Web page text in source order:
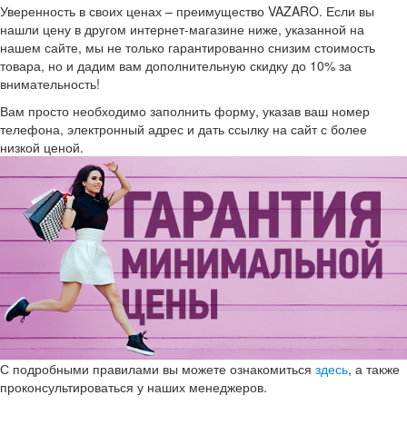
Уверенность в своих ценах – преимущество VAZARO. Если вы
нашли цену в другом интернет-магазине ниже, указанной на
нашем сайте, мы не только гарантированно снизим стоимость
товара, но и дадим вам дополнительную скидку до 10% за
внимательность!
Вам просто необходимо заполнить форму, указав ваш номер
телефона, электронный адрес и дать ссылку на сайт с более
низкой ценой.
С подробными правилами вы можете ознакомиться здесь, а также
проконсультироваться у наших менеджеров.